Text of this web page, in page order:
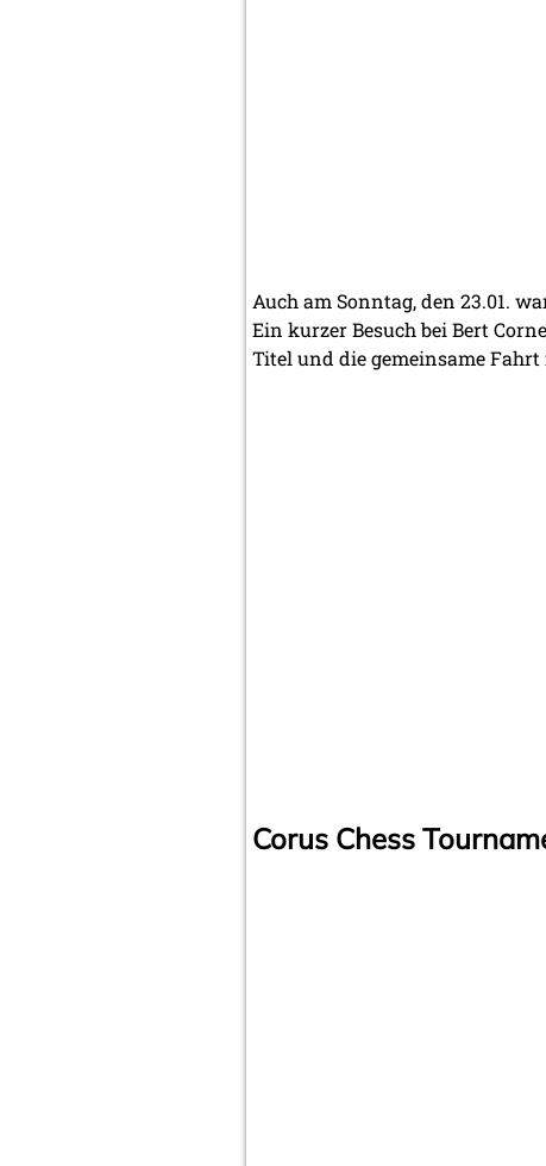
Auch am Sonntag, den 23.01.
Ein kurzer Besuch bei Bert
Titel und die gemeinsame
Corus Chess